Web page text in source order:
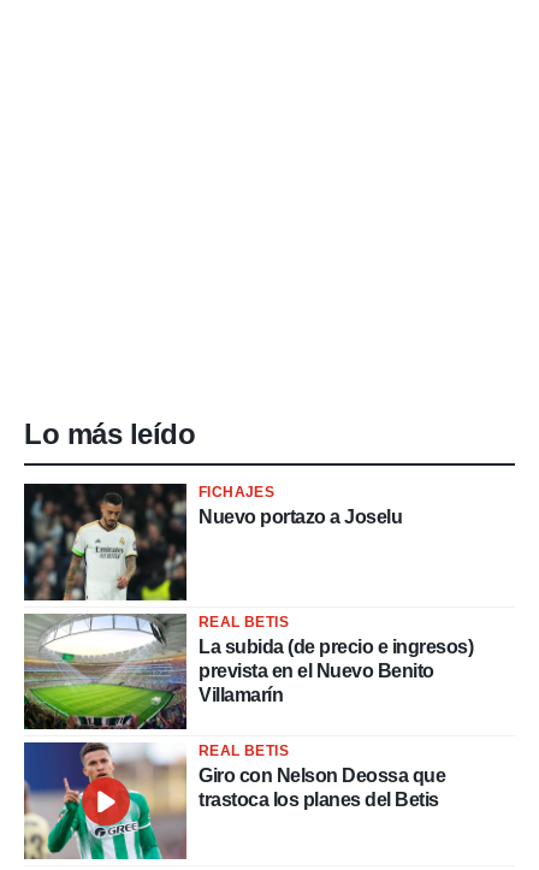
Lo más leído
FICHAJES
Nuevo portazo a Joselu
REAL BETIS
La subida (de precio e ingresos)
prevista en el Nuevo Benito
Villamarín
REAL BETIS
Giro con Nelson Deossa que
trastoca los planes del Betis